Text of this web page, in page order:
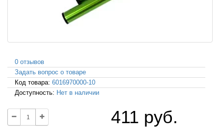
0 отзывов
Задать вопрос о товаре
Код товара: 6016970000-10
Доступность: Нет в наличии
411 руб.